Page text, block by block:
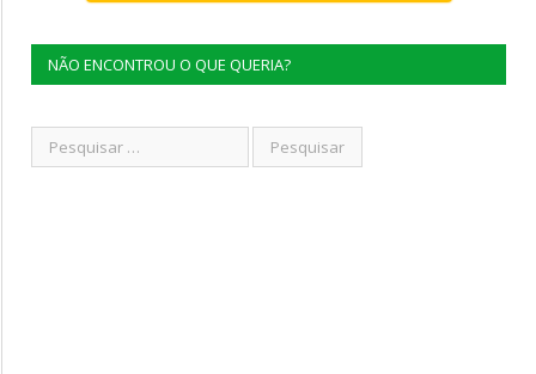
NÃO ENCONTROU O QUE QUERIA?